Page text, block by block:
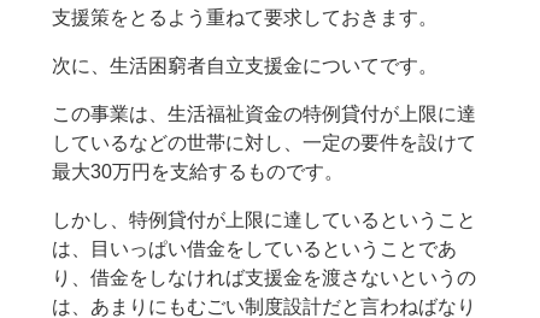
支援策をとるよう重ねて要求しておきます。
次に、生活困窮者自立支援金についてです。
この事業は、生活福祉資金の特例貸付が上限に達
しているなどの世帯に対し、一定の要件を設けて
最大30万円を支給するものです。
しかし、特例貸付が上限に達しているということ
は、目いっぱい借金をしているということであ
り、借金をしなければ支援金を渡さないというの
は、あまりにもむごい制度設計だと言わねばなり